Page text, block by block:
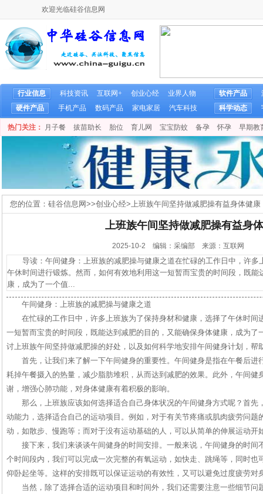
欢迎光临硅谷信息网
行业信息 科技资讯 互联网+ 创业心经
业界人物
硬件产品
手机产品 数码产品 家电家居 汽车科技
软件产品
科学动态
热门关注： 月子餐 拔苗助长 胎位 育儿网 宝宝防蚊 备孕 怀孕 早期教
您的位置： 硅谷信息网>>创业心经>上班族午间坚持做减肥操有益身体健康
上班族午间坚持做减肥操有益身
2025-10-2 编辑：采编部 来源：互联网
导读：午间健身：上班族的减肥操与健康之道在忙碌的工作日中，许多
午休时间进行锻炼。然而，如何有效地利用这一短暂而宝贵的时间段，既能
康，成为了一个值...
午间健身：上班族的减肥操与健康之道
在忙碌的工作日中，许多上班族为了保持身材和健康，选择了午休时间
一短暂而宝贵的时间段，既能达到减肥的目的，又能确保身体健康，成为了
讨上班族午间坚持做减肥操的好处，以及如何科学地安排午间健身计划，帮
首先，让我们来了解一下午间健身的重要性。午间健身是指在午餐后进
耗掉午餐摄入的热量，减少脂肪堆积，从而达到减肥的效果。此外，午间健
谢，增强心肺功能，对身体健康有着积极的影响。
那么，上班族应该如何选择适合自己身体状况的午间健身方式呢？首先
动能力，选择适合自己的运动项目。例如，对于有关节疼痛或肌肉疲劳问题
动，如散步、慢跑等；而对于没有运动基础的人，可以从简单的伸展运动开
接下来，我们来谈谈午间健身的时间安排。一般来说，午间健身的时间
个时间段内，我们可以完成一次完整的有氧运动，如快走、跳绳等，同时也
仰卧起坐等。这样的安排既可以保证运动的有效性，又可以避免过度疲劳对
当然，除了选择合适的运动项目和时间外，我们还需要注意一些细节问